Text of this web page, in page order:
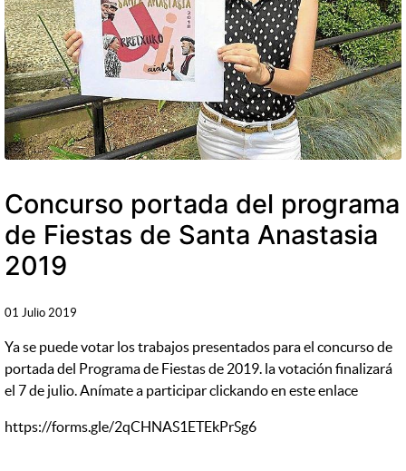
Concurso portada del programa
de Fiestas de Santa Anastasia
2019
01 Julio 2019
Ya se puede votar los trabajos presentados para el concurso de
portada del Programa de Fiestas de 2019. la votación finalizará
el 7 de julio. Anímate a participar clickando en este enlace
https://forms.gle/2qCHNAS1ETEkPrSg6